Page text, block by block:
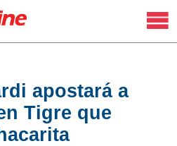
apostará a
Tigre que